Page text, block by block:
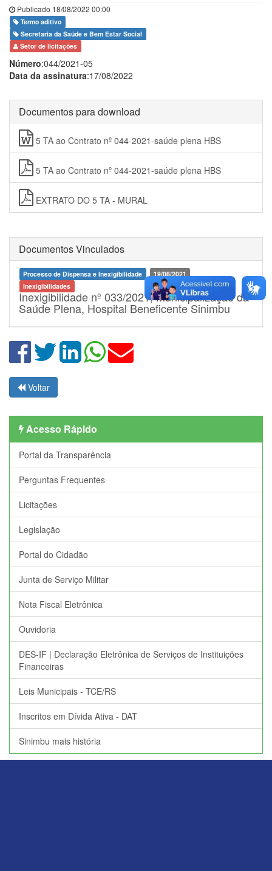
Publicado 18/08/2022 00:00
Termo aditivo
Secretaria da Saúde e Bem Estar Social
Setor de licitações
Número:044/2021-05
Data da assinatura:17/08/2022
Documentos para download
5 TA ao Contrato nº 044-2021-saúde plena HBS
5 TA ao Contrato nº 044-2021-saúde plena HBS
EXTRATO DO 5 TA - MURAL
Documentos Vinculados
Processo de Dispensa e Inexigibilidade
19/08/2021
Inexigibilidades
Inexigibilidade nº 033/2021, Municipalização da
Saúde Plena, Hospital Beneficente Sinimbu
Voltar
Acesso Rápido
Portal da Transparência
Perguntas Frequentes
Licitações
Legislação
Portal do Cidadão
Junta de Serviço Militar
Nota Fiscal Eletrônica
Ouvidoria
DES-IF | Declaração Eletrônica de Serviços de Instituições
Financeiras
Leis Municipais - TCE/RS
Inscritos em Dívida Ativa - DAT
Sinimbu mais história